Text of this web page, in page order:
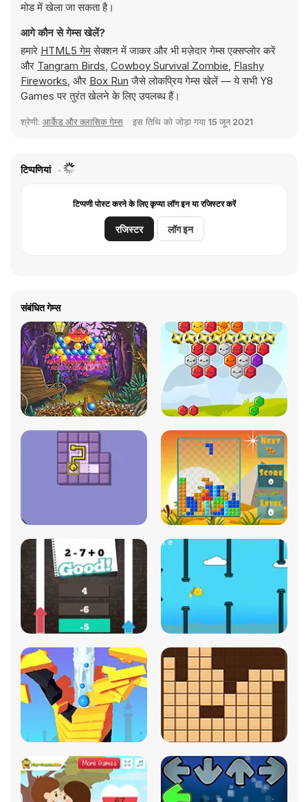
मोड में खेला जा सकता है।
आगे कौन से गेम्स खेलें?
हमारे HTML5 गेमसेक्शन में जाकर और भी मज़ेदार गेम्स एक्सप्लोर करें
और Tangram Birds, Cowboy Survival Zombie, Flashy
Fireworks, और Box Run जैसे लोकप्रिय गेम्स खेलें — ये सभी Y8
Games पर तुरंत खेलने के लिए उपलब्ध हैं।
श्रेणी: आर्केड और क्लासिक गेम्स इस तिथि को जोड़ा गया 15 जून 2021
टिप्पणियां
टिप्पणी पोस्ट करने के लिए कृप्या लॉग इन या रजिस्टर करें
रजिस्टर लॉग इन
संबंधित गेम्स